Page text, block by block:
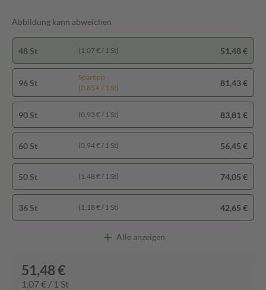
Abbildung kann abweichen
96 St
Spartipp
(0,85 € / 1 St)
81,43 €
90 St (0,93 € / 1 St) 83,81 €
60 St (0,94 € / 1 St) 56,45 €
50 St (1,48 € / 1 St) 74,05 €
48 St (1,07 € / 1 St) 51,48 €
36 St (1,18 € / 1 St) 42,65 €
Alle anzeigen
51,48 €
1,07 € / 1 St